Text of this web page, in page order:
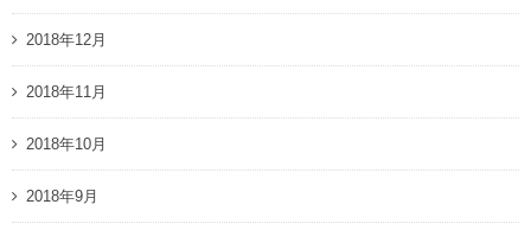
2018年12月
2018年11月
2018年10月
2018年9月